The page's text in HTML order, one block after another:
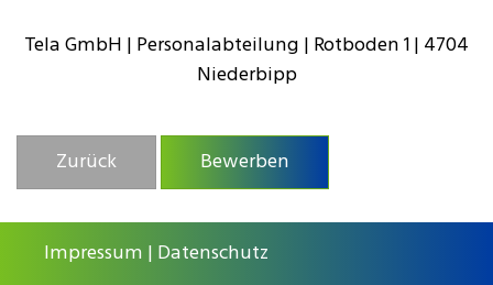
Tela GmbH | Personalabteilung | Rotboden 1 | 4704
Niederbipp
Zurück Bewerben
Impressum Datenschutz